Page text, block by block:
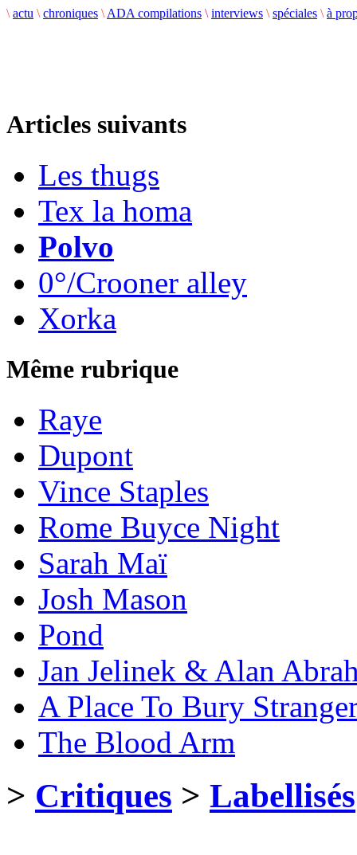
\ actu \ chroniques \ ADA compilations \ interviews \ spéciales \ à
Articles suivants
Les thugs
Tex la homa
Polvo
0°/Crooner alley
Xorka
Même rubrique
Raye
Dupont
Vince Staples
Rome Buyce Night
Sarah Maï
Josh Mason
Pond
Jan Jelinek & Alan
A Place To Bury
The Blood Arm
> Critiques > Labellisés